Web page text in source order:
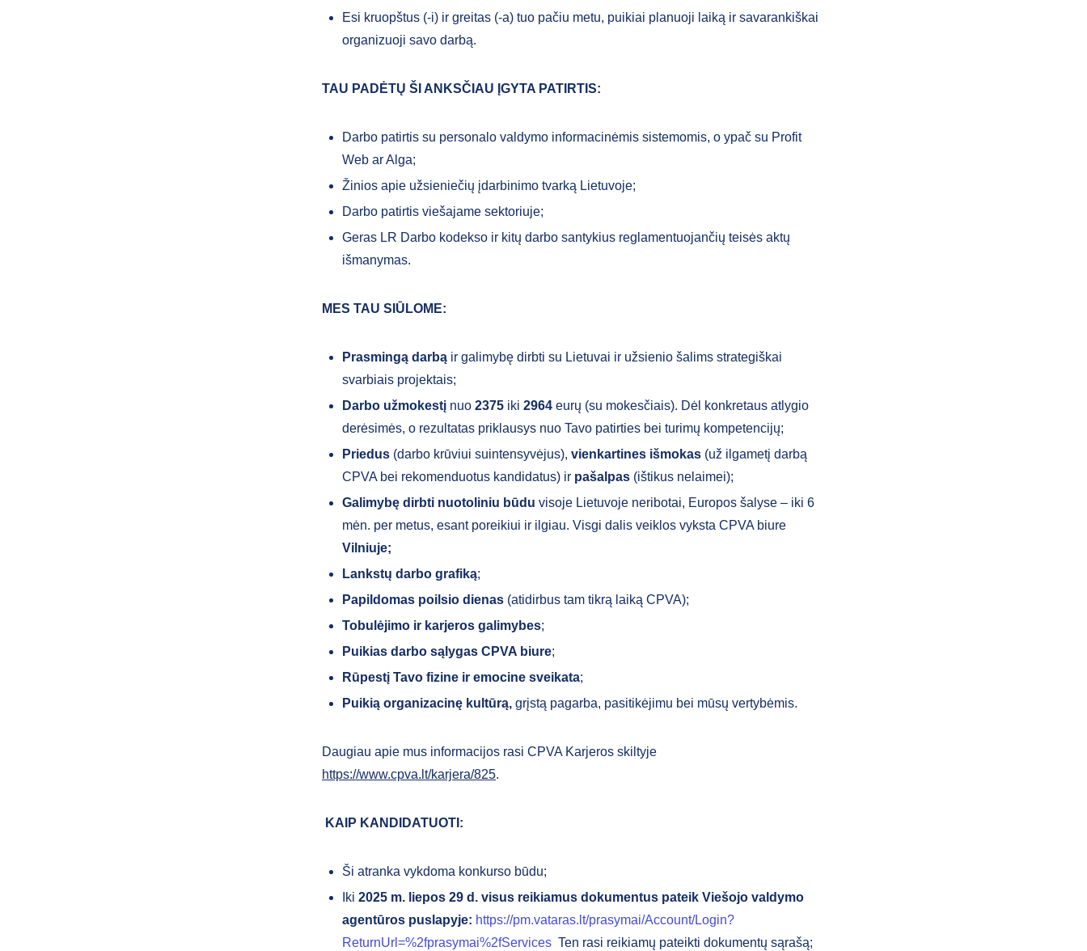
Esi kruopštus (-i) ir greitas (-a) tuo pačiu metu, puikiai planuoji laiką ir savarankiškai
organizuoji savo darbą.
TAU PADĖTŲ ŠI ANKSČIAU ĮGYTA PATIRTIS:
Darbo patirtis su personalo valdymo informacinėmis sistemomis, o ypač su Profit
Web ar Alga;
Žinios apie užsieniečių įdarbinimo tvarką Lietuvoje;
Darbo patirtis viešajame sektoriuje;
Geras LR Darbo kodekso ir kitų darbo santykius reglamentuojančių teisės aktų
išmanymas.
MES TAU SIŪLOME:
Prasmingą darbą ir galimybę dirbti su Lietuvai ir užsienio šalims strategiškai
svarbiais projektais;
Darbo užmokestį nuo 2375 iki 2964 eurų (su mokesčiais). Dėl konkretaus atlygio
derėsimės, o rezultatas priklausys nuo Tavo patirties bei turimų kompetencijų;
Priedus (darbo krūviui suintensyvėjus), vienkartines išmokas (už ilgametį darbą
CPVA bei rekomenduotus kandidatus) ir pašalpas (ištikus nelaimei);
Galimybę dirbti nuotoliniu būdu visoje Lietuvoje neribotai, Europos šalyse – iki 6
mėn. per metus, esant poreikiui ir ilgiau. Visgi dalis veiklos vyksta CPVA biure
Vilniuje;
Lankstų darbo grafiką;
Papildomas poilsio dienas (atidirbus tam tikrą laiką CPVA);
Tobulėjimo ir karjeros galimybes;
Puikias darbo sąlygas CPVA biure;
Rūpestį Tavo fizine ir emocine sveikata;
Puikią organizacinę kultūrą, grįstą pagarba, pasitikėjimu bei mūsų vertybėmis.
Daugiau apie mus informacijos rasi CPVA Karjeros skiltyje
https://www.cpva.lt/karjera/825.
KAIP KANDIDATUOTI:
Ši atranka vykdoma konkurso būdu;
Iki 2025 m. liepos 29 d. visus reikiamus dokumentus pateik Viešojo valdymo
agentūros puslapyje: https://pm.vataras.lt/prasymai/Account/Login?
ReturnUrl=%2fprasymai%2fServices Ten rasi reikiamų pateikti dokumentų sąrašą;